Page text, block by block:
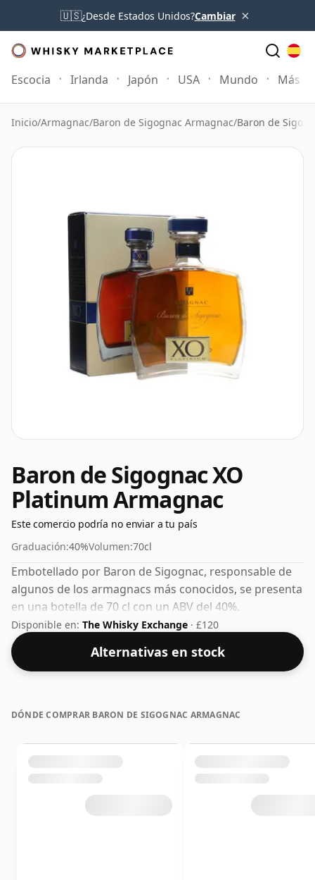
🇺🇸¿Desde Estados Unidos?Cambiar ×
Escocia Irlanda Japón USA Mundo Más
Inicio/Armagnac/Baron de Sigognac Armagnac/Baron de
Baron de Sigognac XO
Platinum Armagnac
Este comercio podría no enviar a tu país
Graduación:40%Volumen:70cl
Embotellado por Baron de Sigognac, responsable de
algunos de los armagnacs más conocidos, se presenta
en una botella de 70 cl con un ABV del 40%.
Disponible en: The Whisky Exchange · £120
Alternativas en stock
DÓNDE COMPRAR BARON DE SIGOGNAC ARMAGNAC